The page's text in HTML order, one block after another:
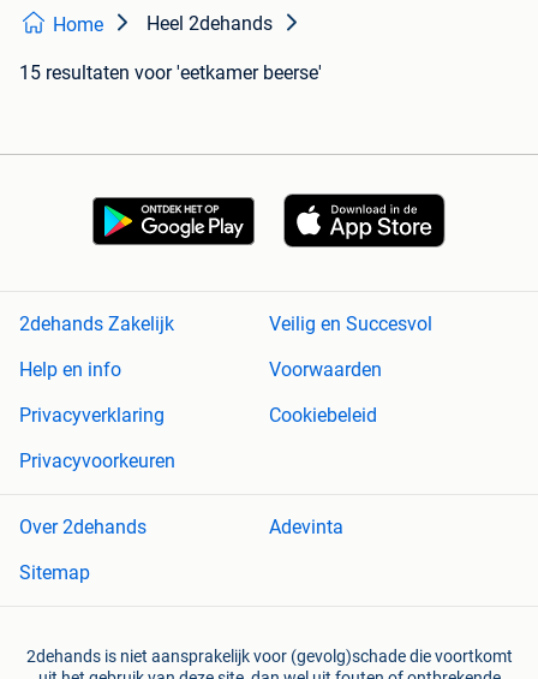
Home Heel 2dehands
15 resultaten voor 'eetkamer beerse'
2dehands Zakelijk
Veilig en Succesvol
Help en info
Voorwaarden
Privacyverklaring
Cookiebeleid
Privacyvoorkeuren
Over 2dehands
Adevinta
Sitemap
2dehands is niet aansprakelijk voor (gevolg)schade die voortkomt